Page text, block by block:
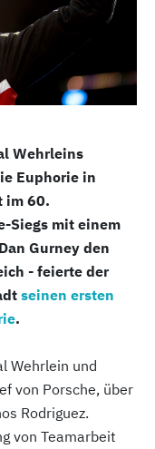
Wehrleins
Euphorie in
im 60.
Siegs mit einem
Gurney den
- feierte der
seinen ersten
.
Wehrlein und
von Porsche, über
Rodriguez.
von Teamarbeit